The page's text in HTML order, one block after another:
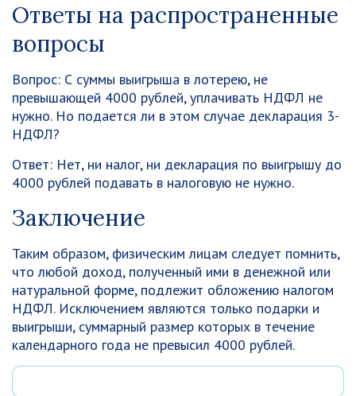
Ответы на распространенные
вопросы
Вопрос: С суммы выигрыша в лотерею, не
превышающей 4000 рублей, уплачивать НДФЛ не
нужно. Но подается ли в этом случае декларация 3-
НДФЛ?
Ответ: Нет, ни налог, ни декларация по выигрышу до
4000 рублей подавать в налоговую не нужно.
Заключение
Таким образом, физическим лицам следует помнить,
что любой доход, полученный ими в денежной или
натуральной форме, подлежит обложению налогом
НДФЛ. Исключением являются только подарки и
выигрыши, суммарный размер которых в течение
календарного года не превысил 4000 рублей.